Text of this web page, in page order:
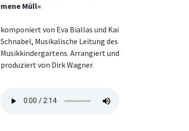
mene Müll«
komponiert von Eva Biallas und Kai
Schnabel, Musikalische Leitung des
Musikkindergartens. Arrangiert und
produziert von Dirk Wagner.